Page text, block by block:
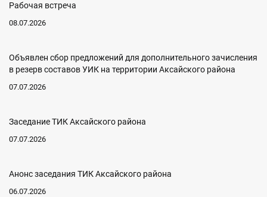
Рабочая встреча
08.07.2026
Объявлен сбор предложений для дополнительного зачисления
в резерв составов УИК на территории Аксайского района
07.07.2026
Заседание ТИК Аксайского района
07.07.2026
Анонс заседания ТИК Аксайского района
06.07.2026